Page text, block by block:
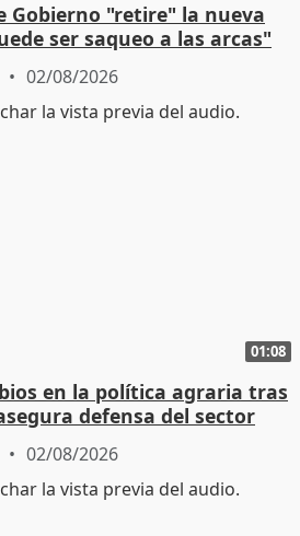
Gobierno "retire" la nueva
ser saqueo a las arcas"
02/08/2026
01:08
en la política agraria tras
defensa del sector
02/08/2026